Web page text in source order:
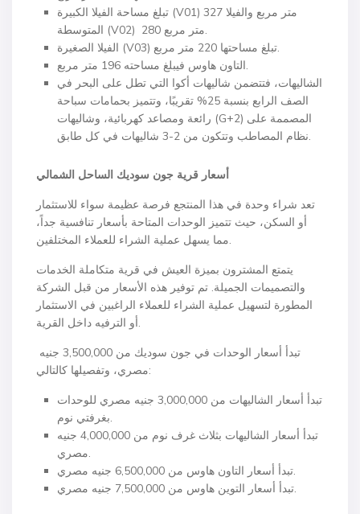
تبلغ مساحة الفيلا الكبيرة (V01) 327 متر مربع والفيلا
المتوسطة (V02) 280 متر مربع.
الفيلا الصغيرة (V03) تبلغ مساحتها 220 متر مربع.
التاون هاوس فيبلغ مساحته 196 متر مربع.
الشاليهات، فتتضمن شاليهات أكوا التي تطل على البحر في
الصف الرابع بنسبة 25% تقريبًا، وتتميز بحمامات سباحة
رائعة ومصاعد كهربائية، وشاليهات (G+2) المصممة على
نظام المصاطب وتتكون من 2-3 شاليهات في كل طابق.
أسعار قرية جون سوديك الساحل الشمالي
تعد شراء وحدة في هذا المنتجع فرصة عظيمة سواء للاستثمار
أو السكن، حيث تتميز الوحدات المتاحة بأسعار تنافسية جداً،
مما يسهل عملية الشراء للعملاء المختلفين.
يتمتع المشترون بميزة العيش في قرية متكاملة الخدمات
والتصميمات الجميلة. تم توفير هذه الأسعار من قبل الشركة
المطورة لتسهيل عملية الشراء للعملاء الراغبين في الاستثمار
أو الترفيه داخل القرية.
مصري، وتفصيلها كالتالي:
تبدأ أسعار الشاليهات من 3,000,000 جنيه مصري للوحدات
بغرفتي نوم.
تبدأ أسعار الشاليهات بثلاث غرف نوم من 4,000,000 جنيه
مصري.
تبدأ أسعار التاون هاوس من 6,500,000 جنيه مصري.
تبدأ أسعار التوين هاوس من 7,500,000 جنيه مصري.